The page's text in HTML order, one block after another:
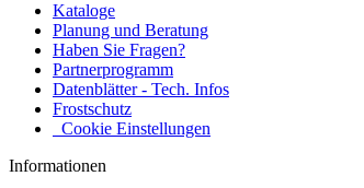
Kataloge
Planung und Beratung
Haben Sie Fragen?
Partnerprogramm
Datenblätter - Tech. Infos
Frostschutz
Cookie Einstellungen
Informationen